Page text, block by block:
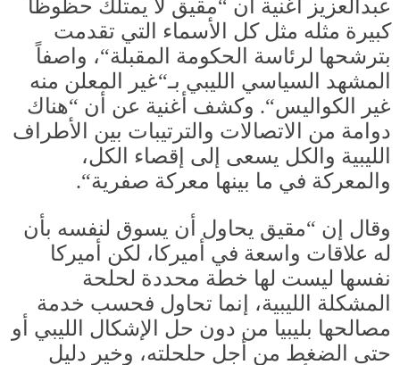
عبدالعزيز أغنية أن “مقيق لا يمتلك حظوظاً
كبيرة مثله مثل كل الأسماء التي تقدمت
بترشحها لرئاسة الحكومة المقبلة“، واصفاً
المشهد السياسي الليبي بـ“غير المعلن منه
غير الكواليس“. وكشف أغنية عن أن “هناك
دوامة من الاتصالات والترتيبات بين الأطراف
الليبية والكل يسعى إلى إقصاء الكل،
والمعركة في ما بينها معركة صفرية“.
وقال إن “مقيق يحاول أن يسوق لنفسه بأن
له علاقات واسعة في أميركا، لكن أميركا
نفسها ليست لها خطة محددة لحلحة
المشكلة الليبية، إنما تحاول فحسب خدمة
مصالحها بليبيا من دون حل الإشكال الليبي أو
حتى الضغط من أجل حلحلته، وخير دليل